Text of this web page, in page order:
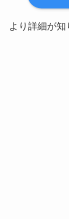
より詳細が知